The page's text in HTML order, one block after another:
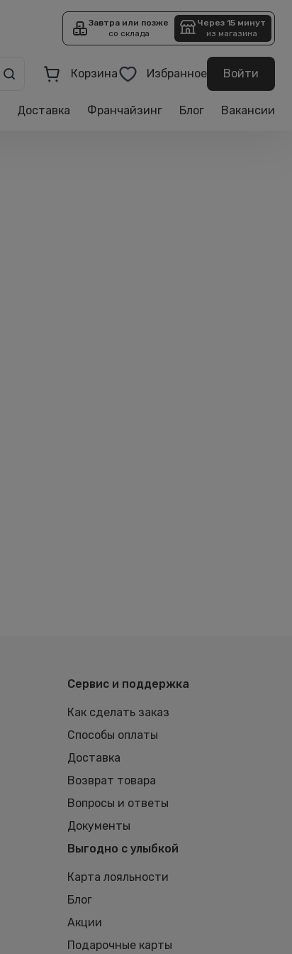
Завтра или позже
со склада
Через 15 минут
из магазина
Корзина Избранное Войти
Доставка Франчайзинг Блог Вакансии
Сервис и поддержка
Как сделать заказ
Способы оплаты
Доставка
Возврат товара
Вопросы и ответы
Документы
Выгодно с улыбкой
Карта лояльности
Блог
Акции
Подарочные карты